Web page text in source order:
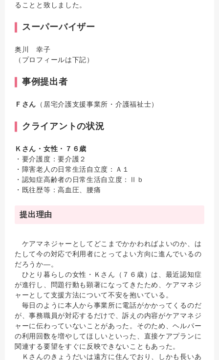
ることと致しました。
スーパーバイザー
奥川 幸子
（プロフィールは下記）
事例提出者
Ｆさん （居宅介護支援事業所・介護福祉士）
クライアントの状況
Ｋさん・女性・７６歳
・要介護度：要介護２
・障害老人の日常生活自立度：Ａ１
・認知症高齢者の日常生活自立度：Ⅱｂ
・既往歴等：高血圧、腰痛
提出理由
ケアマネジャーとしてどこまでかかわればよいのか、は
たして今の対応で利用者にとってよい方向に進んでいるの
だろうか―。
ひとり暮らしの女性・Ｋさん（７６歳）は、最近認知症
が進行し、問題行動も顕著になってきたため、ケアマネジ
ャーとして支援方法について不安を抱いている。
毎日のように本人から事業所に電話がかかってくるのだ
が、事務職員が対応するだけで、訴えの内容がケアマネジ
ャーに伝わっていないことがあった。そのため、ヘルパー
の利用回数を増やしてほしいといった、直接ケアプランに
関連する要望をすぐに反映できないこともあった。
Ｋさんのきょうだいは遠方に住んでおり、しかも長いあ